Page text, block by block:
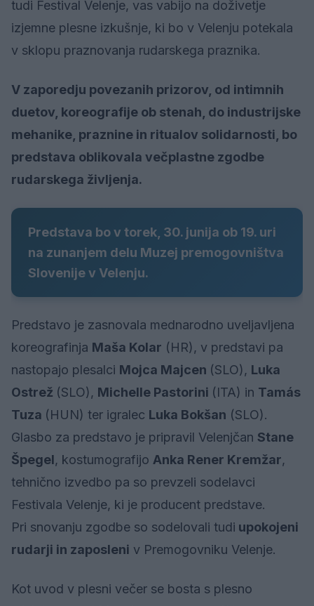
tudi Festival Velenje, vas vabijo na doživetje
izjemne plesne izkušnje, ki bo v Velenju potekala
v sklopu praznovanja rudarskega praznika.
V zaporedju povezanih prizorov, od intimnih
duetov, koreografije ob stenah, do industrijske
mehanike, praznine in ritualov solidarnosti, bo
predstava oblikovala večplastne zgodbe
rudarskega življenja.
Predstava bo v torek, 30. junija ob 19. uri
na zunanjem delu Muzej premogovništva
Slovenije v Velenju.
Predstavo je zasnovala mednarodno uveljavljena
koreografinja Maša Kolar (HR), v predstavi pa
nastopajo plesalci Mojca Majcen (SLO), Luka
Ostrež (SLO), Michelle Pastorini (ITA) in Tamás
Tuza (HUN) ter igralec Luka Bokšan (SLO).
Glasbo za predstavo je pripravil Velenjčan Stane
Špegel, kostumografijo Anka Rener Kremžar,
tehnično izvedbo pa so prevzeli sodelavci
Festivala Velenje, ki je producent predstave.
Pri snovanju zgodbe so sodelovali tudi upokojeni
rudarji in zaposleni v Premogovniku Velenje.
Kot uvod v plesni večer se bosta s plesno